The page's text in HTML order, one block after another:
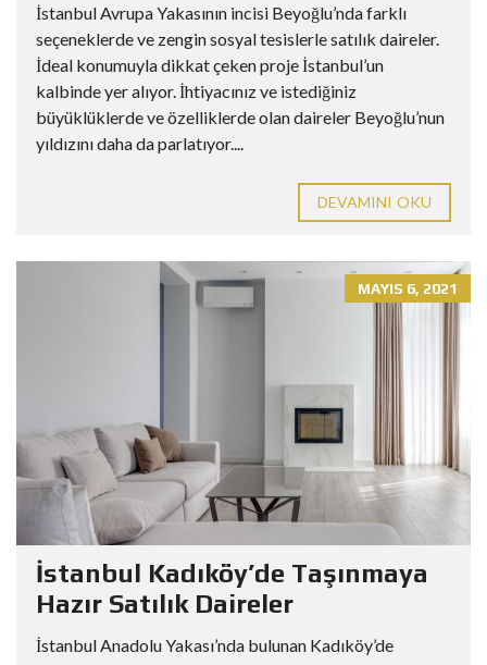
İstanbul Avrupa Yakasının incisi Beyoğlu’nda farklı
seçeneklerde ve zengin sosyal tesislerle satılık daireler.
İdeal konumuyla dikkat çeken proje İstanbul’un
kalbinde yer alıyor. İhtiyacınız ve istediğiniz
büyüklüklerde ve özelliklerde olan daireler Beyoğlu’nun
yıldızını daha da parlatıyor....
DEVAMINI OKU
MAYIS 6, 2021
İstanbul Kadıköy’de Taşınmaya
Hazır Satılık Daireler
İstanbul Anadolu Yakası’nda bulunan Kadıköy’de